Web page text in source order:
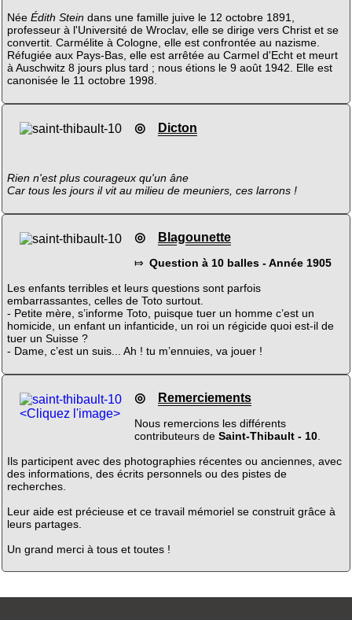
Née Édith Stein dans une famille juive le 12 octobre 1891,
professeur à l'Université de Wroclav, elle se dirige vers Christ et se
convertit. Carmélite à Cologne, elle est confrontée au nazisme.
Réfugiée aux Pays-Bas, elle est arrêtée au Carmel d'Echt et meurt
à Auschwitz 8 jours plus tard ; nous étions le 9 août 1942. Elle est
canonisée le 11 octobre 1998.
◎ Dicton
Rien n'est plus courageux qu'un âne
Car tous les jours il vit au milieu de meuniers, ces larrons !
◎ Blagounette
⤇ Question à 10 balles - Année 1905
Les enfants terribles et leurs questions sont parfois
embarrassantes, celles de Toto surtout.
- Petite mère, s’informe Toto, puisque tuer un homme c’est un
homicide, un enfant un infanticide, un roi un régicide quoi est-il de
tuer un Suisse ?
- Dame, c’est un suis... Ah ! tu m’ennuies, va jouer !
<Cliquez l'image>
◎ Remerciements
Nous remercions les différents
contributeurs de Saint-Thibault - 10.
Ils participent avec des photographies récentes ou anciennes, avec
des informations, des écrits personnels ou des pistes de
recherches.
Leur aide est précieuse et ce travail mémoriel se construit grâce à
leurs partages.
Un grand merci à tous et toutes !